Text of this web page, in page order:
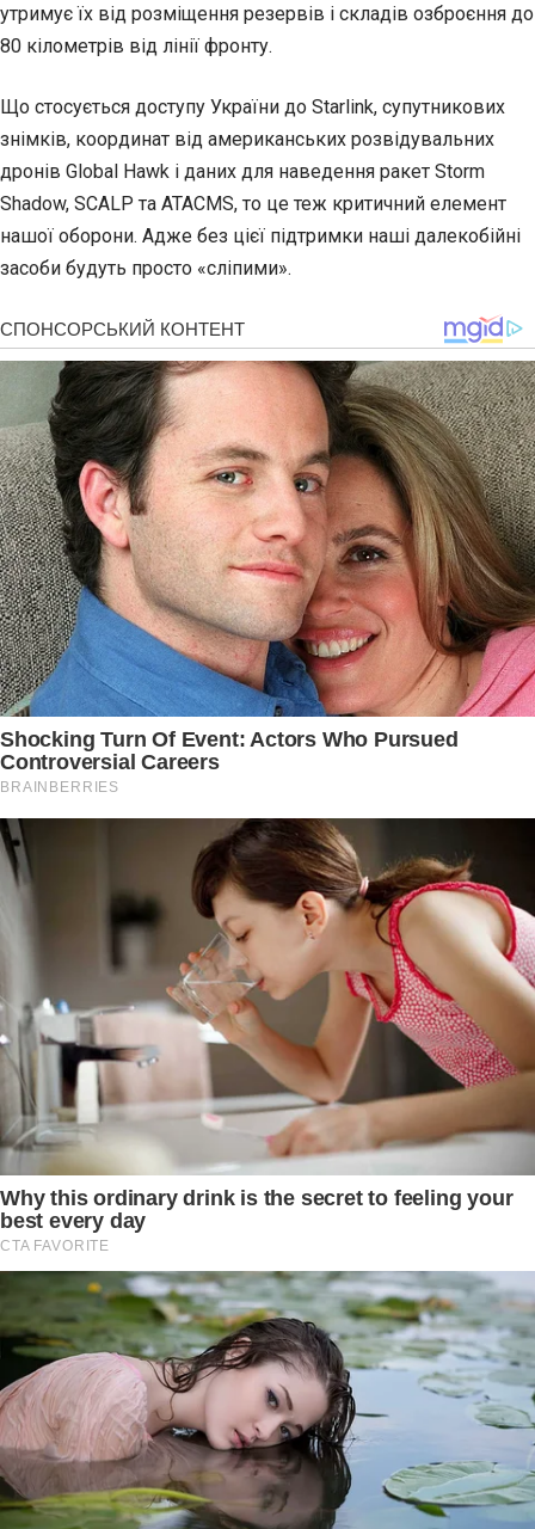
утримує їх від розміщення резервів і складів озброєння до
80 кілометрів від лінії фронту.
Що стосується доступу України до Starlink, супутникових
знімків, координат від американських розвідувальних
дронів Global Hawk і даних для наведення ракет Storm
Shadow, SCALP та ATACMS, то це теж критичний елемент
нашої оборони. Адже без цієї підтримки наші далекобійні
засоби будуть просто «сліпими».